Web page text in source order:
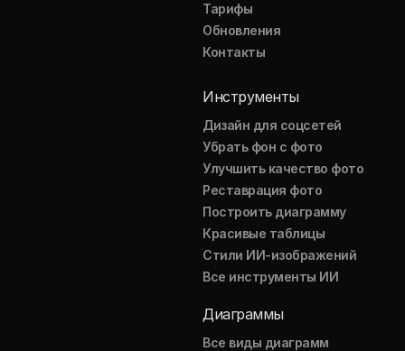
Тарифы
Обновления
Контакты
Инструменты
Дизайн для соцсетей
Убрать фон с фото
Улучшить качество фото
Реставрация фото
Построить диаграмму
Красивые таблицы
Стили ИИ-изображений
Все инструменты ИИ
Диаграммы
Все виды диаграмм